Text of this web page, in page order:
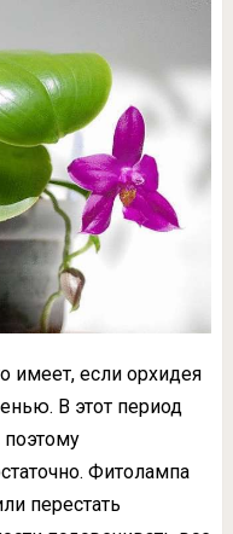
имеет, если орхидея
В этот период
Фитолампа
перестать